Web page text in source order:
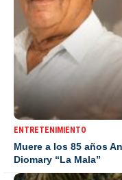
ENTRETENIMIENTO
Muere a los 85 años
Diomary “La Mala”